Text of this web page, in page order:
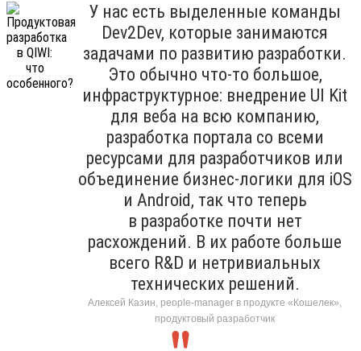
У нас есть выделенные команды
Dev2Dev, которые занимаются
задачами по развитию разработки.
Это обычно что-то большое,
инфраструктурное: внедрение UI Kit
для веба на всю компанию,
разработка портала со всеми
ресурсами для разработчиков или
объединение бизнес-логики для iOS
и Android, так что теперь
в разработке почти нет
расхождений. В их работе больше
всего R&D и нетривиальных
технических решений.
Алексей Казин, people-manager в продукте «Кошелек»,
продуктовый разработчик